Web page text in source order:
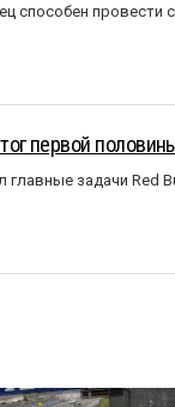
способен провести
первой
задачи Red